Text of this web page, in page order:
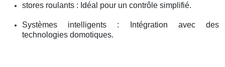
stores roulants : Idéal pour un contrôle simplifié.
Systèmes intelligents : Intégration avec des
technologies domotiques.